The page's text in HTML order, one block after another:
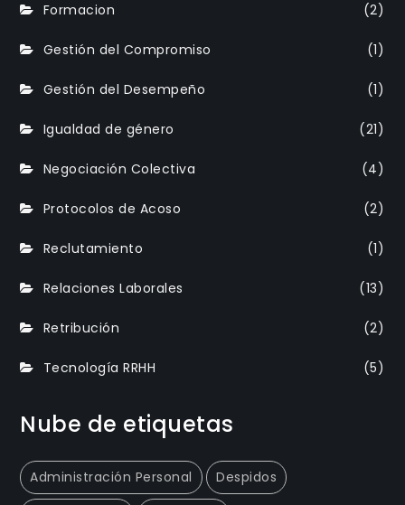
Formacion (2)
Gestión del Compromiso (1)
Gestión del Desempeño (1)
Igualdad de género (21)
Negociación Colectiva (4)
Protocolos de Acoso (2)
Reclutamiento (1)
Relaciones Laborales (13)
Retribución (2)
Tecnología RRHH (5)
Nube de etiquetas
Administración Personal Despidos